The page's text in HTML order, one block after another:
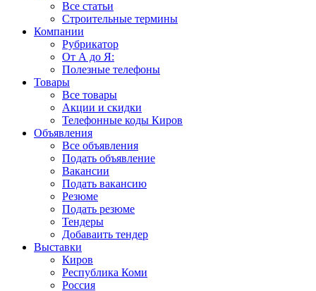
Все статьи
Строительные термины
Компании
Рубрикатор
От А до Я:
Полезные телефоны
Товары
Все товары
Акции и скидки
Телефонные коды Киров
Объявления
Все объявления
Подать объявление
Вакансии
Подать вакансию
Резюме
Подать резюме
Тендеры
Добаваить тендер
Выставки
Киров
Республика Коми
Россия